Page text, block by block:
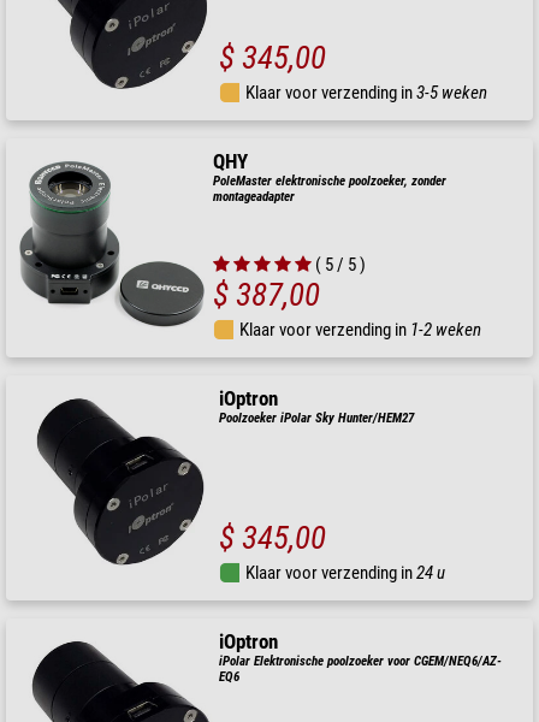
$ 345,00
Klaar voor verzending in3-5 weken
QHY
PoleMaster elektronische poolzoeker, zonder
montageadapter
( 5 / 5 )
$ 387,00
Klaar voor verzending in 1-2 weken
iOptron
Poolzoeker iPolar Sky Hunter/HEM27
$ 345,00
Klaar voor verzending in24 u
iOptron
iPolar Elektronische poolzoeker voor CGEM/NEQ6/AZ-
EQ6